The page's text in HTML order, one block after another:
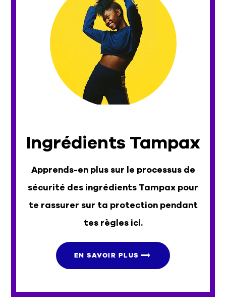
Ingrédients Tampax
Apprends-en plus sur le processus de
sécurité des ingrédients Tampax pour
te rassurer sur ta protection pendant
tes règles ici.
EN SAVOIR PLUS